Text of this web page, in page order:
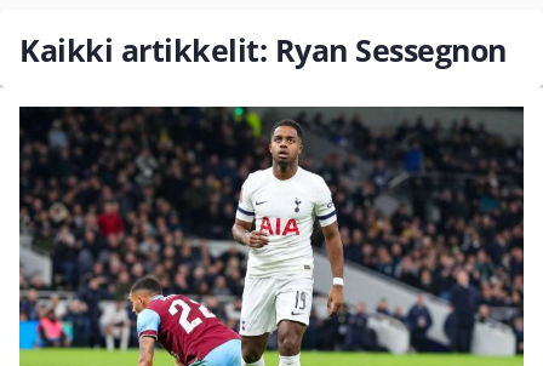
Kaikki artikkelit: Ryan Sessegnon